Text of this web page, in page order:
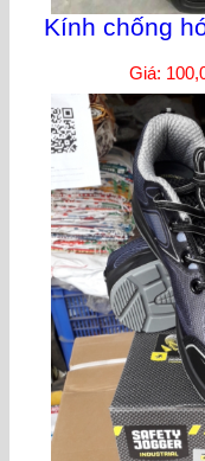
Kính chống
Giá: